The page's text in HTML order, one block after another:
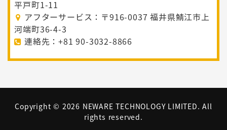
平戸町1-11
アフターサービス：〒916-0037 福井県鯖江市上
河端町36-4-3
連絡先：+81 90-3032-8866
Copyright © 2026 NEWARE TECHNOLOGY LIMITED. All
rights reserved.